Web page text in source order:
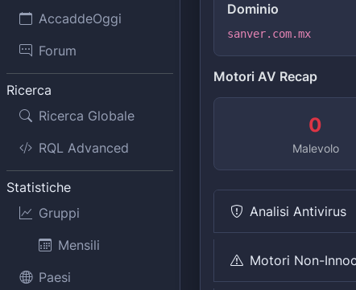
AccaddeOggi
Forum
Ricerca
Ricerca Globale
RQL Advanced
Statistiche
Gruppi
Mensili
Paesi
Dominio
sanver.com.mx
Motori AV Recap
0
Malevolo
Analisi Antivirus
Motori Non-